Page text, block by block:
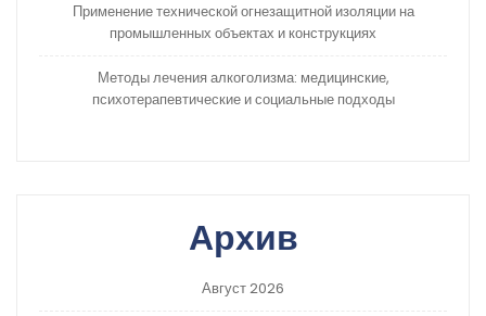
Применение технической огнезащитной изоляции на
промышленных объектах и конструкциях
Методы лечения алкоголизма: медицинские,
психотерапевтические и социальные подходы
Архив
Август 2026